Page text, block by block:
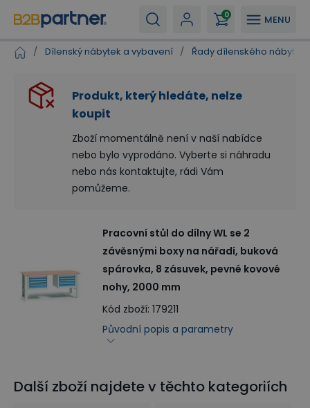
MENU
0
/ Dílenský nábytek a vybavení / Řady dílenského nábytku
Pracovní stůl do dílny WL se 2
závěsnými boxy na nářadí, buková
spárovka, 8 zásuvek, pevné kovové
nohy, 2000 mm
Kód zboží: 179211
Původní popis a parametry
Produkt, který hledáte, nelze
koupit
Zboží momentálně není v naší nabídce
nebo bylo vyprodáno. Vyberte si náhradu
nebo nás kontaktujte, rádi Vám
pomůžeme.
Další zboží najdete v těchto kategoriích